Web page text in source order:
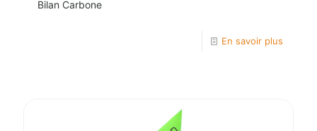
Bilan Carbone
En savoir plus